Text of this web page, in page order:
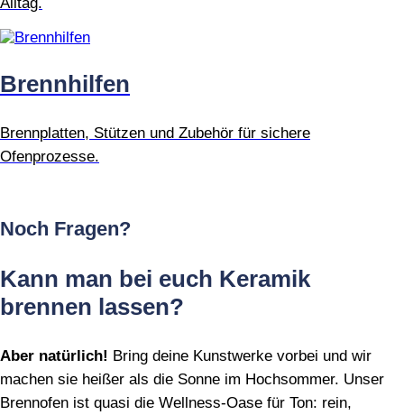
Brennhilfen
Brennplatten, Stützen und Zubehör für sichere
Ofenprozesse.
Noch Fragen?
Kann man bei euch Keramik
brennen lassen?
Aber natürlich! Bring deine Kunstwerke vorbei und wir
machen sie heißer als die Sonne im Hochsommer. Unser
Brennofen ist quasi die Wellness‑Oase für Ton: rein,